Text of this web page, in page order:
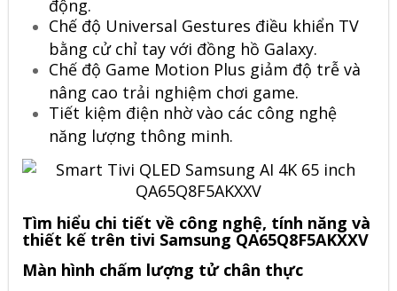
động.
Chế độ Universal Gestures điều khiển TV
bằng cử chỉ tay với đồng hồ Galaxy.
Chế độ Game Motion Plus giảm độ trễ và
nâng cao trải nghiệm chơi game.
Tiết kiệm điện nhờ vào các công nghệ
năng lượng thông minh.
Tìm hiểu chi tiết về công nghệ, tính năng và
thiết kế trên tivi Samsung QA65Q8F5AKXXV
Màn hình chấm lượng tử chân thực